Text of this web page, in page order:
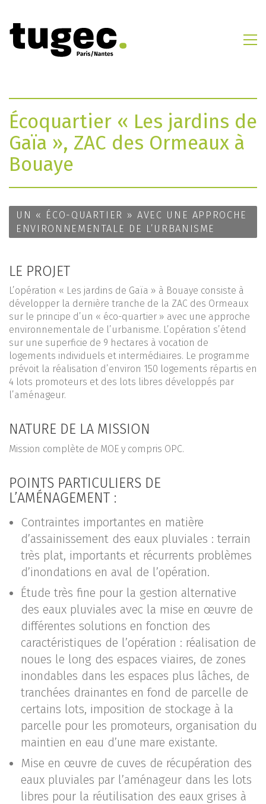
Écoquartier « Les jardins de
Gaïa », ZAC des Ormeaux à
Bouaye
UN « ÉCO-QUARTIER » AVEC UNE APPROCHE
ENVIRONNEMENTALE DE L’URBANISME
LE PROJET
L’opération « Les jardins de Gaïa » à Bouaye consiste à
développer la dernière tranche de la ZAC des Ormeaux
sur le principe d’un « éco-quartier » avec une approche
environnementale de l’urbanisme. L’opération s’étend
sur une superficie de 9 hectares à vocation de
logements individuels et intermédiaires. Le programme
prévoit la réalisation d’environ 150 logements répartis en
4 lots promoteurs et des lots libres développés par
l’aménageur.
NATURE DE LA MISSION
Mission complète de MOE y compris OPC.
POINTS PARTICULIERS DE
L’AMÉNAGEMENT :
Contraintes importantes en matière
d’assainissement des eaux pluviales : terrain
très plat, importants et récurrents problèmes
d’inondations en aval de l’opération.
Étude très fine pour la gestion alternative
des eaux pluviales avec la mise en œuvre de
différentes solutions en fonction des
caractéristiques de l’opération : réalisation de
noues le long des espaces viaires, de zones
inondables dans les espaces plus lâches, de
tranchées drainantes en fond de parcelle de
certains lots, imposition de stockage à la
parcelle pour les promoteurs, organisation du
maintien en eau d’une mare existante.
Mise en œuvre de cuves de récupération des
eaux pluviales par l’aménageur dans les lots
libres pour la réutilisation des eaux grises à